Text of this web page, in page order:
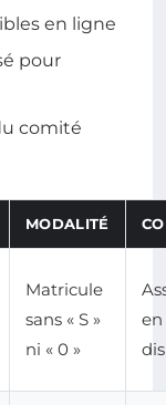
en ligne
pour
comité
MODALITÉ
Matricule
sans « S »
ni « 0 »